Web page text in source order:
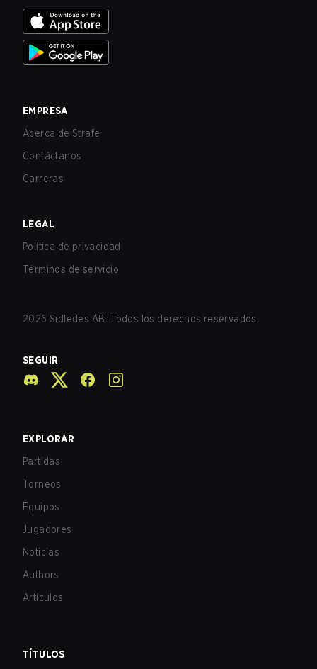
EMPRESA
Acerca de Strafe
Contáctanos
Carreras
LEGAL
Política de privacidad
Términos de servicio
2026 Sidledes AB. Todos los derechos reservados.
SEGUIR
EXPLORAR
Partidas
Torneos
Equipos
Jugadores
Noticias
Authors
Artículos
TÍTULOS